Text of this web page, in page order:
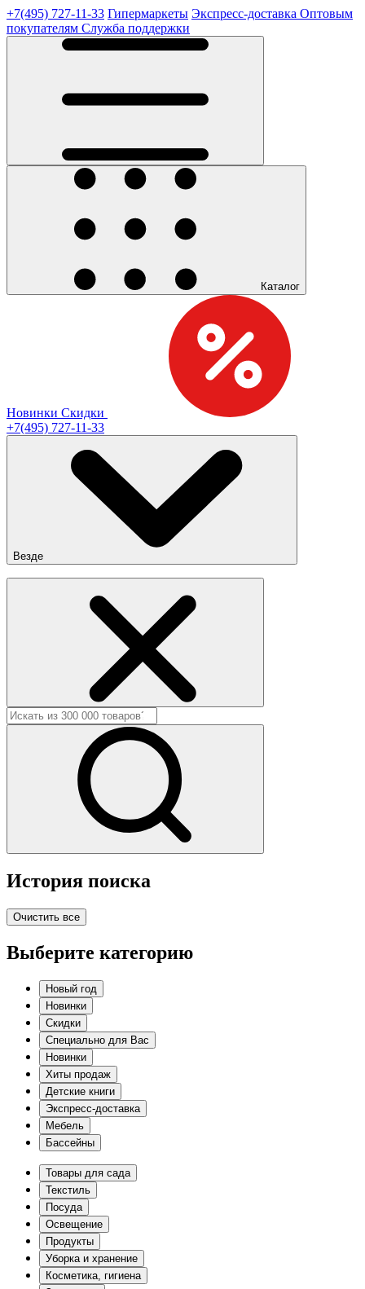
+7(495) 727-11-33 Гипермаркеты Экспресс-доставка Оптовым
покупателям Служба поддержки
Каталог
Новинки Скидки
+7(495) 727-11-33
Везде
История поиска
Очистить все
Выберите категорию
Новый год
Новинки
Скидки
Специально для Вас
Новинки
Хиты продаж
Детские книги
Экспресс-доставка
Мебель
Бассейны
Товары для сада
Текстиль
Посуда
Освещение
Продукты
Уборка и хранение
Косметика, гигиена